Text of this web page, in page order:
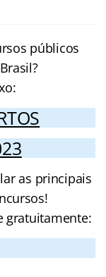
públicos
as principais
gratuitamente: